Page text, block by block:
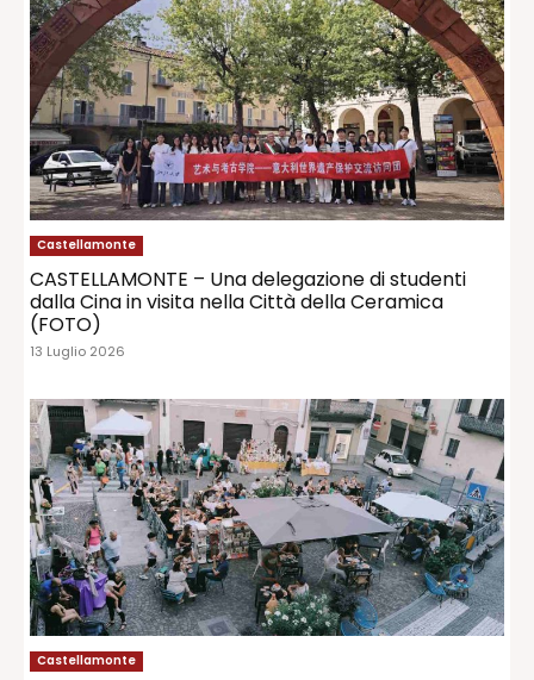
Castellamonte
CASTELLAMONTE – Una delegazione di studenti
dalla Cina in visita nella Città della Ceramica
(FOTO)
13 Luglio 2026
Castellamonte